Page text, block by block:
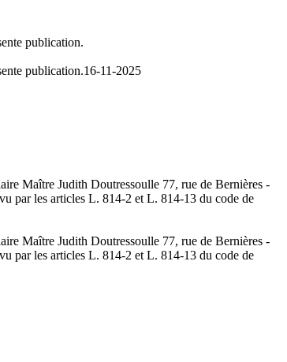
publication.
publication.16-11-2025
Maître Judith Doutressoulle 77, rue de Bernières -
par les articles L. 814-2 et L. 814-13 du code de
Maître Judith Doutressoulle 77, rue de Bernières -
par les articles L. 814-2 et L. 814-13 du code de